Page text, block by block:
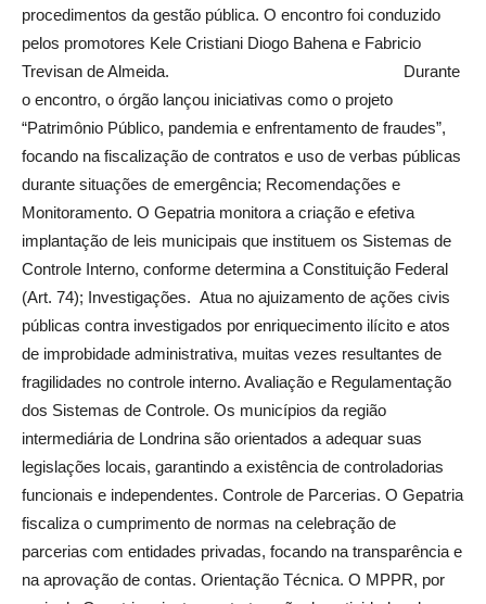
procedimentos da gestão pública. O encontro foi conduzido
pelos promotores Kele Cristiani Diogo Bahena e Fabricio
Trevisan de Almeida. Durante
o encontro, o órgão lançou iniciativas como o projeto
“Patrimônio Público, pandemia e enfrentamento de fraudes”,
focando na fiscalização de contratos e uso de verbas públicas
durante situações de emergência; Recomendações e
Monitoramento. O Gepatria monitora a criação e efetiva
implantação de leis municipais que instituem os Sistemas de
Controle Interno, conforme determina a Constituição Federal
(Art. 74); Investigações. Atua no ajuizamento de ações civis
públicas contra investigados por enriquecimento ilícito e atos
de improbidade administrativa, muitas vezes resultantes de
fragilidades no controle interno. Avaliação e Regulamentação
dos Sistemas de Controle. Os municípios da região
intermediária de Londrina são orientados a adequar suas
legislações locais, garantindo a existência de controladorias
funcionais e independentes. Controle de Parcerias. O Gepatria
fiscaliza o cumprimento de normas na celebração de
parcerias com entidades privadas, focando na transparência e
na aprovação de contas. Orientação Técnica. O MPPR, por